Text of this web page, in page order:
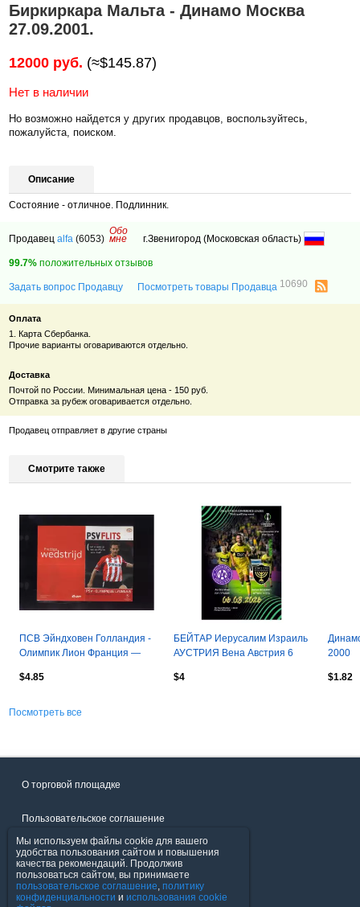
Биркиркара Мальта - Динамо Москва
27.09.2001.
12000 руб. (≈$145.87)
Нет в наличии
Но возможно найдется у других продавцов, воспользуйтесь,
пожалуйста, поиском.
Описание
Состояние - отличное. Подлинник.
Продавецalfa (6053)
Обо
мне г.Звенигород (Московская область)
99.7% положительных отзывов
Задать вопрос Продавцу Посмотреть товары Продавца 10690
Оплата
1. Карта Сбербанка.
Прочие варианты оговариваются отдельно.
Доставка
Почтой по России. Минимальная цена - 150 руб.
Отправка за рубеж оговаривается отдельно.
Продавец отправляет в другие страны
Смотрите также
ПСВ Эйндховен Голландия -
Олимпик Лион Франция —
$4.85
БЕЙТАР Иерусалим Израиль
АУСТРИЯ Вена Австрия 6
официальная КЛФ
$4
2000
$1.82
Посмотреть все
О торговой площадке
Пользовательское соглашение
Политика конфиденциальности
Продавцы
Мы используем файлы cookie для вашего
удобства пользования сайтом и повышения
качества рекомендаций. Продолжив
пользоваться сайтом, вы принимаете
пользовательское соглашение, политику
конфиденциальности и использования cookie